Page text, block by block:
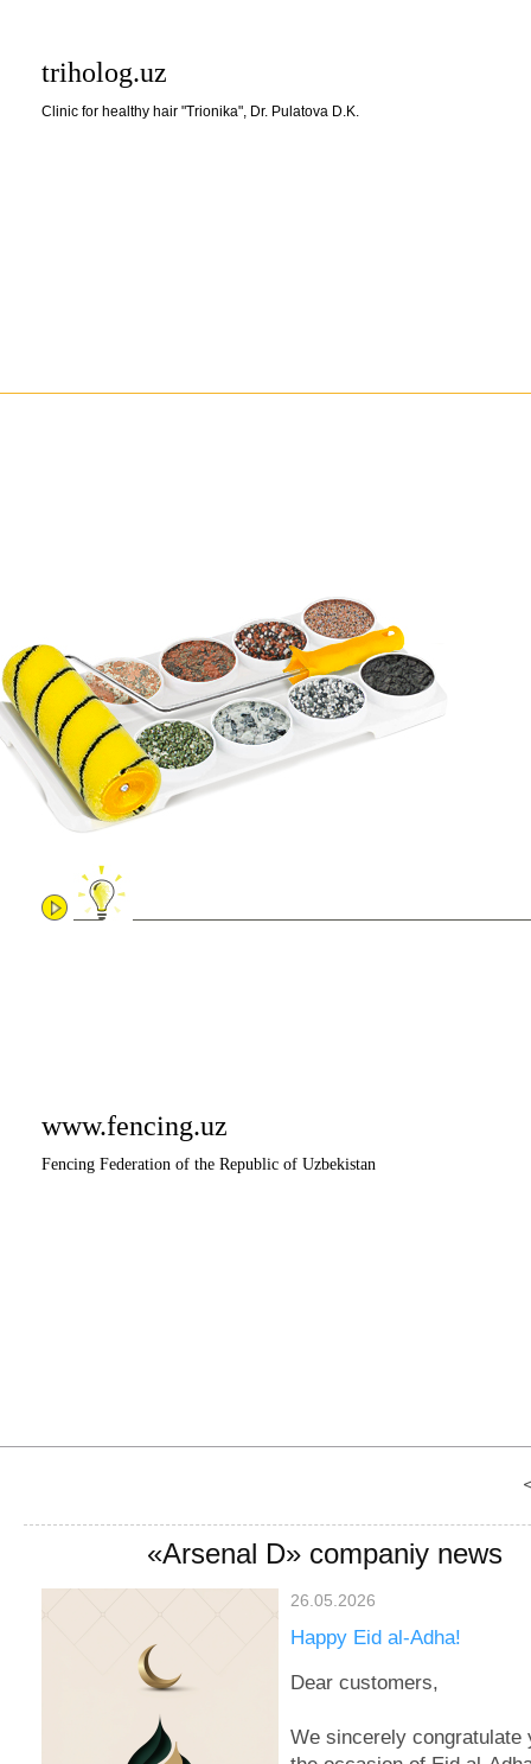
triholog.uz
Clinic for healthy hair "Trionika", Dr. Pulatova D.K.
www.fencing.uz
Fencing Federation of the Republic of Uzbekistan
«Arsenal D» companiy news
26.05.2026
Happy Eid al-Adha!
Dear customers,
We sincerely congratulate
Бронирование
зарегистрированного
При выборе Услуги
зарегистрированного
подтверждает, что понимает